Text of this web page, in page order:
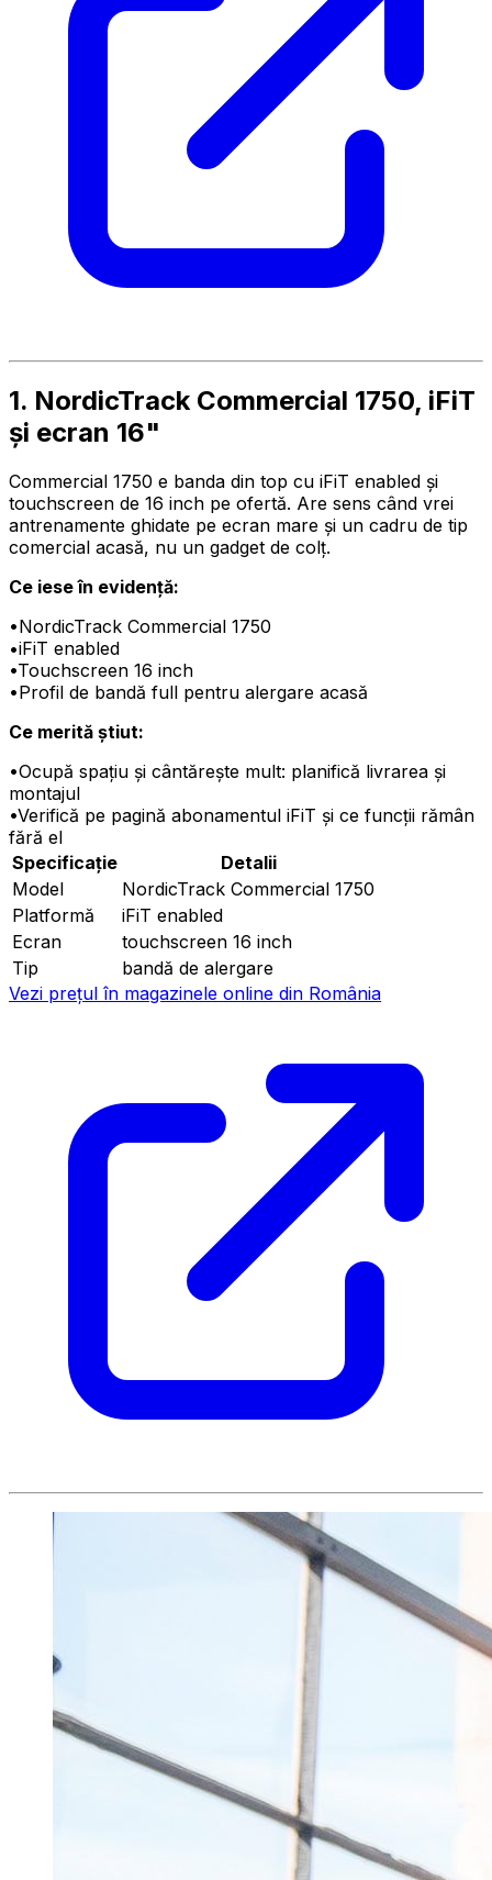
1. NordicTrack Commercial 1750, iFiT
și ecran 16"
Commercial 1750 e banda din top cu iFiT enabled și
touchscreen de 16 inch pe ofertă. Are sens când vrei
antrenamente ghidate pe ecran mare și un cadru de tip
comercial acasă, nu un gadget de colț.
Ce iese în evidență:
•NordicTrack Commercial 1750
•iFiT enabled
•Touchscreen 16 inch
•Profil de bandă full pentru alergare acasă
Ce merită știut:
•Ocupă spațiu și cântărește mult: planifică livrarea și
montajul
•Verifică pe pagină abonamentul iFiT și ce funcții rămân
fără el
Specificație
Detalii
Model
NordicTrack Commercial 1750
Platformă
iFiT enabled
Ecran
touchscreen 16 inch
Tip
bandă de alergare
Vezi prețul în magazinele online din România